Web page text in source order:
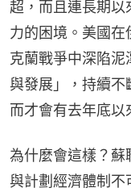
超，而且連長期
力的困境。美國
克蘭戰爭中深陷
與發展」，持續不
而才會有去年底以
為什麼會這樣？蘇
與計劃經濟體制不